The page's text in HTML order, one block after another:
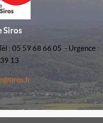
Siros
: 05 59 68 66 05 - Urgence :
13